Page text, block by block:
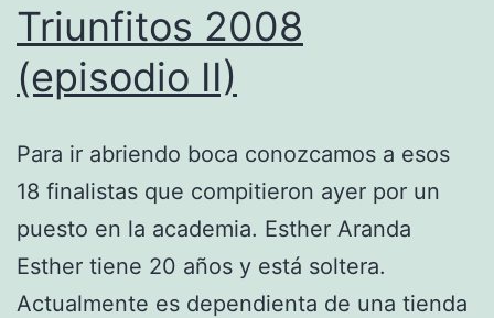
Triunfitos 2008
(episodio II)
Para ir abriendo boca conozcamos a esos
18 finalistas que compitieron ayer por un
puesto en la academia. Esther Aranda
Esther tiene 20 años y está soltera.
Actualmente es dependienta de una tienda